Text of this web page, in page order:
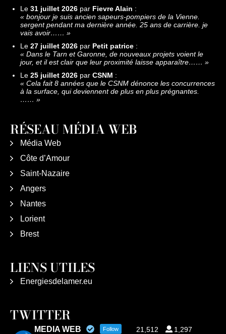
Le 31 juillet 2026 par Fievre Alain :
« bonjour je suis ancien sapeurs-pompiers de la Vienne.
sergent pendant ma dernière année. 25 ans de carrière. je
vais avoir…… »
Le 27 juillet 2026 par Petit patrice :
« Dans le Tarn et Garonne, de nouveaux projets voient le
jour, et il est clair que leur proximité laisse apparaître…… »
Le 25 juillet 2026 par CSNM :
« Cela fait 8 années que le CSNM dénonce les concurrences
à la surface, qui deviennent de plus en plus prégnantes.
…… »
RÉSEAU MÉDIA WEB
Média Web
Côte d’Amour
Saint-Nazaire
Angers
Nantes
Lorient
Brest
LIENS UTILES
Energiesdelamer.eu
TWITTER
MEDIA WEB Follow 21,512 1,297